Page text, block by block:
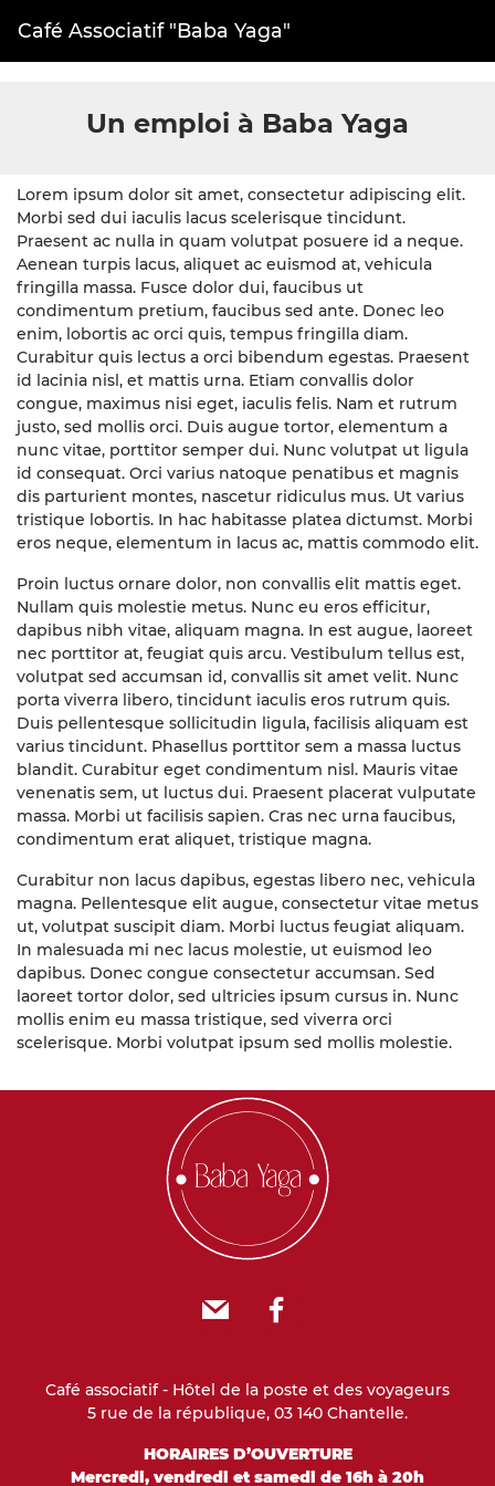
Café Associatif "Baba Yaga"
Un emploi à Baba Yaga
Lorem ipsum dolor sit amet, consectetur adipiscing elit.
Morbi sed dui iaculis lacus scelerisque tincidunt.
Praesent ac nulla in quam volutpat posuere id a neque.
Aenean turpis lacus, aliquet ac euismod at, vehicula
fringilla massa. Fusce dolor dui, faucibus ut
condimentum pretium, faucibus sed ante. Donec leo
enim, lobortis ac orci quis, tempus fringilla diam.
Curabitur quis lectus a orci bibendum egestas. Praesent
id lacinia nisl, et mattis urna. Etiam convallis dolor
congue, maximus nisi eget, iaculis felis. Nam et rutrum
justo, sed mollis orci. Duis augue tortor, elementum a
nunc vitae, porttitor semper dui. Nunc volutpat ut ligula
id consequat. Orci varius natoque penatibus et magnis
dis parturient montes, nascetur ridiculus mus. Ut varius
tristique lobortis. In hac habitasse platea dictumst. Morbi
eros neque, elementum in lacus ac, mattis commodo elit.
Proin luctus ornare dolor, non convallis elit mattis eget.
Nullam quis molestie metus. Nunc eu eros efficitur,
dapibus nibh vitae, aliquam magna. In est augue, laoreet
nec porttitor at, feugiat quis arcu. Vestibulum tellus est,
volutpat sed accumsan id, convallis sit amet velit. Nunc
porta viverra libero, tincidunt iaculis eros rutrum quis.
Duis pellentesque sollicitudin ligula, facilisis aliquam est
varius tincidunt. Phasellus porttitor sem a massa luctus
blandit. Curabitur eget condimentum nisl. Mauris vitae
venenatis sem, ut luctus dui. Praesent placerat vulputate
massa. Morbi ut facilisis sapien. Cras nec urna faucibus,
condimentum erat aliquet, tristique magna.
Curabitur non lacus dapibus, egestas libero nec, vehicula
magna. Pellentesque elit augue, consectetur vitae metus
ut, volutpat suscipit diam. Morbi luctus feugiat aliquam.
In malesuada mi nec lacus molestie, ut euismod leo
dapibus. Donec congue consectetur accumsan. Sed
laoreet tortor dolor, sed ultricies ipsum cursus in. Nunc
mollis enim eu massa tristique, sed viverra orci
scelerisque. Morbi volutpat ipsum sed mollis molestie.
Café associatif - Hôtel de la poste et des voyageurs
5 rue de la république, 03 140 Chantelle.
HORAIRES D’OUVERTURE
Mercredi, vendredi et samedi de 16h à 20h